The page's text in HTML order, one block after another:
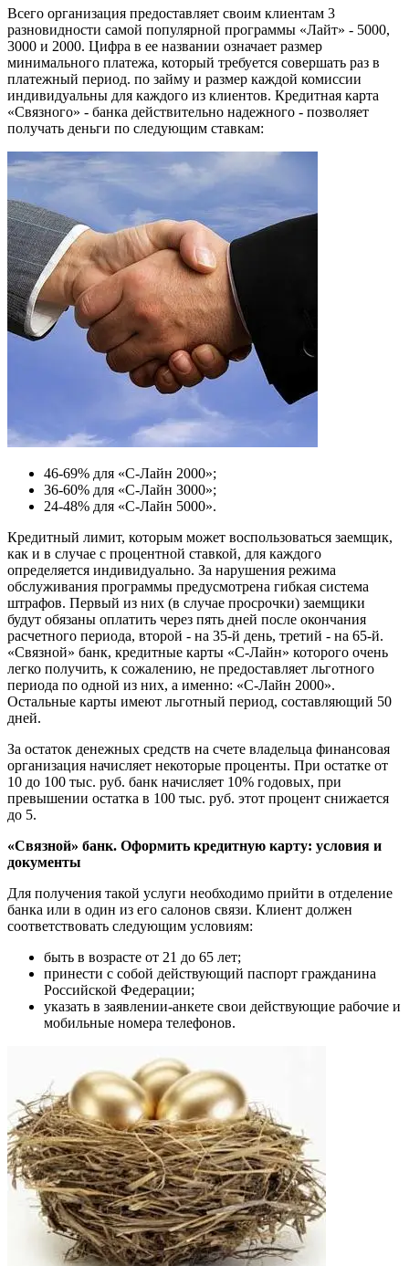
Всего организация предоставляет своим клиентам 3
разновидности самой популярной программы «Лайт» - 5000,
3000 и 2000. Цифра в ее названии означает размер
минимального платежа, который требуется совершать раз в
платежный период. по займу и размер каждой комиссии
индивидуальны для каждого из клиентов. Кредитная карта
«Связного» - банка действительно надежного - позволяет
получать деньги по следующим ставкам:
46-69% для «С-Лайн 2000»;
36-60% для «С-Лайн 3000»;
24-48% для «С-Лайн 5000».
Кредитный лимит, которым может воспользоваться заемщик,
как и в случае с процентной ставкой, для каждого
определяется индивидуально. За нарушения режима
обслуживания программы предусмотрена гибкая система
штрафов. Первый из них (в случае просрочки) заемщики
будут обязаны оплатить через пять дней после окончания
расчетного периода, второй - на 35-й день, третий - на 65-й.
«Связной» банк, кредитные карты «С-Лайн» которого очень
легко получить, к сожалению, не предоставляет льготного
периода по одной из них, а именно: «С-Лайн 2000».
Остальные карты имеют льготный период, составляющий 50
дней.
За остаток денежных средств на счете владельца финансовая
организация начисляет некоторые проценты. При остатке от
10 до 100 тыс. руб. банк начисляет 10% годовых, при
превышении остатка в 100 тыс. руб. этот процент снижается
до 5.
«Связной» банк. Оформить кредитную карту: условия и
документы
Для получения такой услуги необходимо прийти в отделение
банка или в один из его салонов связи. Клиент должен
соответствовать следующим условиям:
быть в возрасте от 21 до 65 лет;
принести с собой действующий паспорт гражданина
Российской Федерации;
указать в заявлении-анкете свои действующие рабочие и
мобильные номера телефонов.